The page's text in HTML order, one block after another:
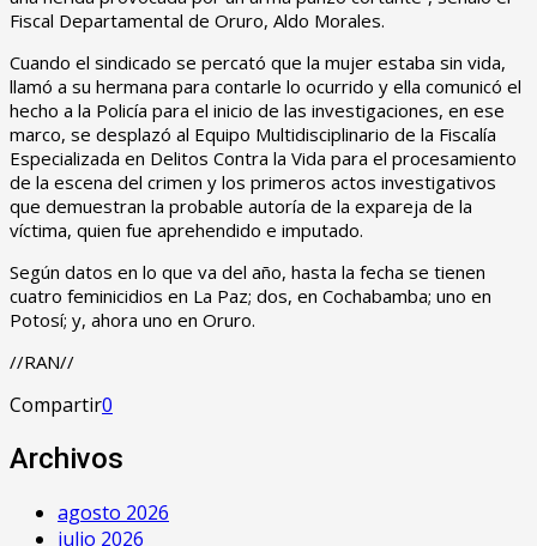
Fiscal Departamental de Oruro, Aldo Morales.
Cuando el sindicado se percató que la mujer estaba sin vida,
llamó a su hermana para contarle lo ocurrido y ella comunicó el
hecho a la Policía para el inicio de las investigaciones, en ese
marco, se desplazó al Equipo Multidisciplinario de la Fiscalía
Especializada en Delitos Contra la Vida para el procesamiento
de la escena del crimen y los primeros actos investigativos
que demuestran la probable autoría de la expareja de la
víctima, quien fue aprehendido e imputado.
Según datos en lo que va del año, hasta la fecha se tienen
cuatro feminicidios en La Paz; dos, en Cochabamba; uno en
Potosí; y, ahora uno en Oruro.
//RAN//
Compartir0
Archivos
agosto 2026
julio 2026